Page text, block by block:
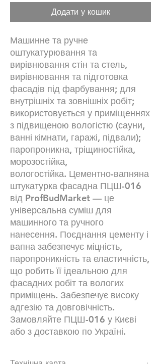
Додати у кошик
Машинне та ручне
оштукатурювання та
вирівнювання стін та стель,
вирівнювання та підготовка
фасадів під фарбування; для
внутрішніх та зовнішніх робіт;
використовується у приміщеннях
з підвищеною вологістю (сауни,
ванні кімнати, гаражі, підвали);
паропроникна, тріщиностійка,
морозостійка,
вологостійка. Цементно-вапняна
штукатурка фасадна ПЦШ-016
від ProfBudMarket — це
універсальна суміш для
машинного та ручного
нанесення. Поєднання цементу і
вапна забезпечує міцність,
паропроникність та еластичність,
що робить її ідеальною для
фасадних робіт та вологих
приміщень. Забезпечує високу
адгезію та довговічність.
Замовляйте ПЦШ-016 у Києві
або з доставкою по Україні.